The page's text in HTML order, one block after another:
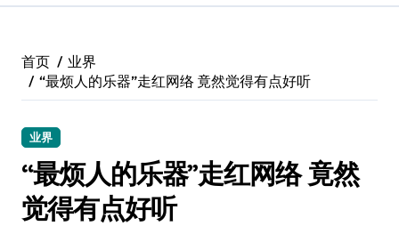
首页
业界
“最烦人的乐器”走红网络 竟然觉得有点好听
业界
“最烦人的乐器”走红网络 竟然
觉得有点好听